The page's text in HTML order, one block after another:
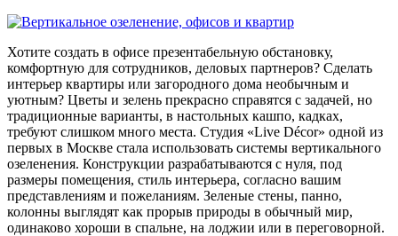
Хотите создать в офисе презентабельную обстановку,
комфортную для сотрудников, деловых партнеров? Сделать
интерьер квартиры или загородного дома необычным и
уютным? Цветы и зелень прекрасно справятся с задачей, но
традиционные варианты, в настольных кашпо, кадках,
требуют слишком много места. Студия «Live Décor» одной из
первых в Москве стала использовать системы вертикального
озеленения. Конструкции разрабатываются с нуля, под
размеры помещения, стиль интерьера, согласно вашим
представлениям и пожеланиям. Зеленые стены, панно,
колонны выглядят как прорыв природы в обычный мир,
одинаково хороши в спальне, на лоджии или в переговорной.